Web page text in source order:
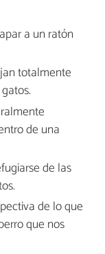
a un ratón
totalmente
de una
de las
de lo que
que nos